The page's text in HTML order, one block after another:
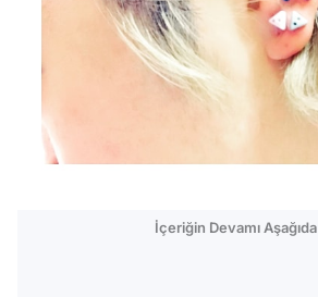
İçeriğin Devamı Aşağıda